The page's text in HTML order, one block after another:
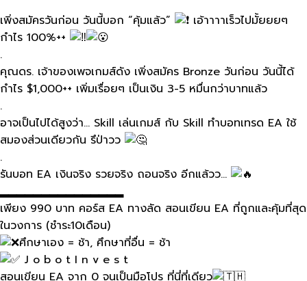
เพิ่งสมัครวันก่อน​ วันนี้บอก​ “คุ้มแล้ว”
เอ้าาาาเร็วไปมั้ยยย​ๆ​
กำไร​ 100%++
.
คุณดร.​ เจ้าของเพจเกมส์ดัง​ เพิ่งสมัคร​ Bronze วัน​ก่อน วันนี้ได้
กำไร $1,000++ เพิ่มเรื่อยๆ​ เป็นเงิน​ 3-5 หมื่นกว่าบาทแล้ว
.
อาจเป็นไปได้สูงว่า​… Skill เล่นเกมส์​ กับ​ Skill ทำ​บอทเทรด​ EA ใช้
สมองส่วนเดียวกัน​ รึป่าวว
.
รัน​บอท​ EA เงินจริง​ รวยจริง​ ถอนจริง​ อีกแล้วว…
▂▂▂▂▂▂▂▂▂▂▂▂▂▂▂
เพียง 990 บาท คอร์ส EA ทางลัด สอนเขียน EA ที่ถูกและคุ้มที่สุด
ในวงการ (ชำระ10เดือน)
ศึกษาเอง = ช้า, ศึกษาที่อื่น = ช้า
J o b o t I n v e s t
สอนเขียน EA จาก 0 จนเป็นมือโปร ที่นี่ที่เดียว